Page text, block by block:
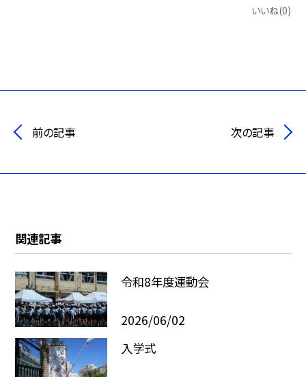
いいね(0)
前の記事 次の記事
関連記事
令和8年度運動会
2026/06/02
入学式